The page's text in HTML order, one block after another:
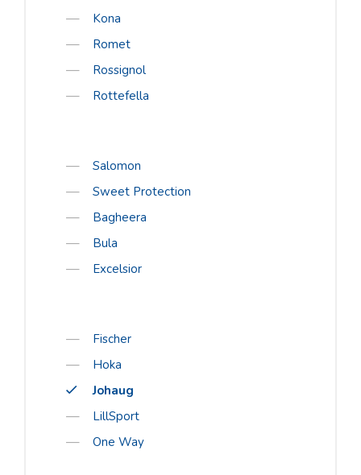
Kona
Romet
Rossignol
Rottefella
Salomon
Sweet Protection
Bagheera
Bula
Excelsior
Fischer
Hoka
Johaug
LillSport
One Way
E-poe liitumistingimused
Jalanõude suurused
Suuruste tabel
Alpina
Bergans
Cebe
Kona
Romet
Rossignol
Rottefella